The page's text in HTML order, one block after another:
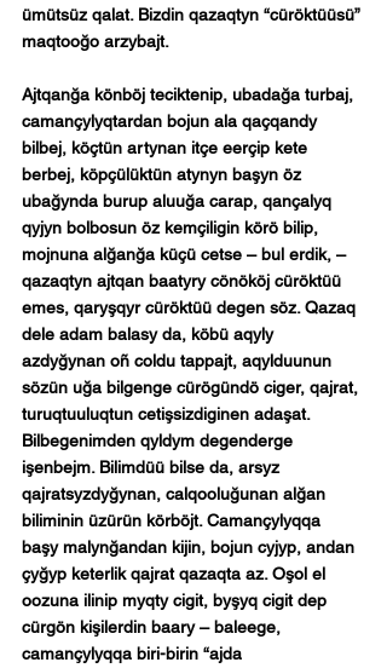
ümütsüz qalat. Bizdin qazaqtyn “cüröktüüsü”
maqtooğo arzybajt.
Ajtqanğa könböj teciktenip, ubadağa turbaj,
camançylyqtardan bojun ala qaçqandy
bilbej, köçtün artynan itçe eerçip kete
berbej, köpçülüktün atynyn başyn öz
ubağynda burup aluuğa carap, qançalyq
qyjyn bolbosun öz kemçiligin körö bilip,
mojnuna alğanğa küçü cetse – bul erdik, –
qazaqtyn ajtqan baatyry cönököj cüröktüü
emes, qaryşqyr cüröktüü degen söz. Qazaq
dele adam balasy da, köbü aqyly
azdyğynan oñ coldu tappajt, aqylduunun
sözün uğa bilgenge cürögündö ciger, qajrat,
turuqtuuluqtun cetişsizdiginen adaşat.
Bilbegenimden qyldym degenderge
işenbejm. Bilimdüü bilse da, arsyz
qajratsyzdyğynan, calqooluğunan alğan
biliminin üzürün körböjt. Camançylyqqa
başy malynğandan kijin, bojun cyjyp, andan
çyğyp keterlik qajrat qazaqta az. Oşol el
oozuna ilinip myqty cigit, byşyq cigit dep
cürgön kişilerdin baary – baleege,
camançylyqqa biri-birin “ajda